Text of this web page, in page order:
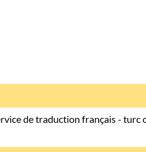
de traduction français - turc